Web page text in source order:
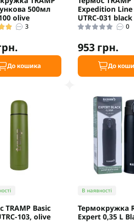
500мл
olive
3
До кошика
Expedition Line
UTRC-031 black
0
953 грн.
До
TRAMP Basic
103, olive
В наявності
Термокружка
Expert 0,35 L